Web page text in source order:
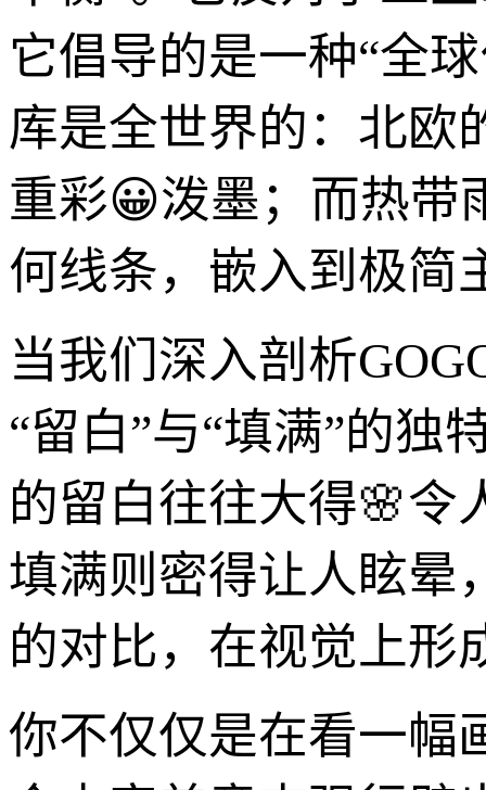
它倡导的是一种“全
库是全世界的：北欧
重彩😀泼墨；而热带
何线条，嵌入到极简
当我们深入剖析
“留白”与“填满”的独
的留白往往大得🌸令
填满则密得让人眩晕
的对比，在视觉上形
你不仅仅是在看一幅